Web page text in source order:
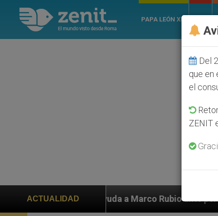
PAPA LEÓN XIV
ACTUALIDAD
a Marco Rubio ante persecución de colonos
Del
que en
el
ZENIT